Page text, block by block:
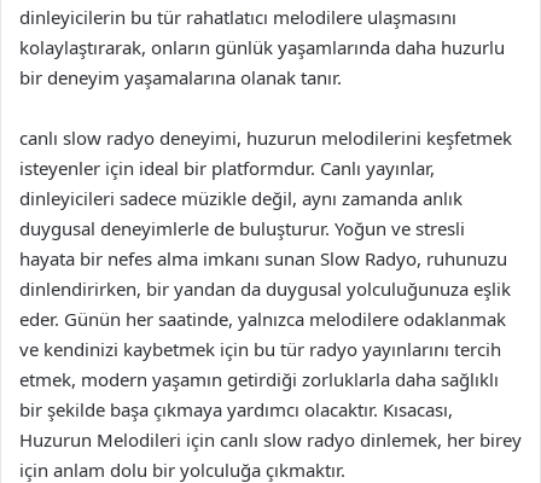
dinleyicilerin bu tür rahatlatıcı melodilere ulaşmasını
kolaylaştırarak, onların günlük yaşamlarında daha huzurlu
bir deneyim yaşamalarına olanak tanır.
canlı slow radyo deneyimi, huzurun melodilerini keşfetmek
isteyenler için ideal bir platformdur. Canlı yayınlar,
dinleyicileri sadece müzikle değil, aynı zamanda anlık
duygusal deneyimlerle de buluşturur. Yoğun ve stresli
hayata bir nefes alma imkanı sunan Slow Radyo, ruhunuzu
dinlendirirken, bir yandan da duygusal yolculuğunuza eşlik
eder. Günün her saatinde, yalnızca melodilere odaklanmak
ve kendinizi kaybetmek için bu tür radyo yayınlarını tercih
etmek, modern yaşamın getirdiği zorluklarla daha sağlıklı
bir şekilde başa çıkmaya yardımcı olacaktır. Kısacası,
Huzurun Melodileri için canlı slow radyo dinlemek, her birey
için anlam dolu bir yolculuğa çıkmaktır.